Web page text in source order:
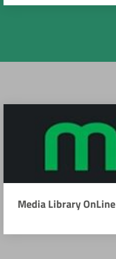
Media Library OnLine